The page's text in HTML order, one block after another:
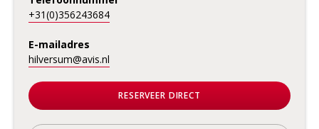
+31(0)356243684
E-mailadres
hilversum@avis.nl
RESERVEER DIRECT